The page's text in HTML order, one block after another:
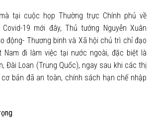
tại cuộc họp Thường trực Chính phủ về
19 mới đây, Thủ tướng Nguyễn Xuân
động- Thương binh và Xã hội chủ trì chỉ đạo
Nam đi làm việc tại nước ngoài, đặc biệt là
Đài Loan (Trung Quốc), ngay sau khi các thị
bản đã an toàn, chính sách hạn chế nhập